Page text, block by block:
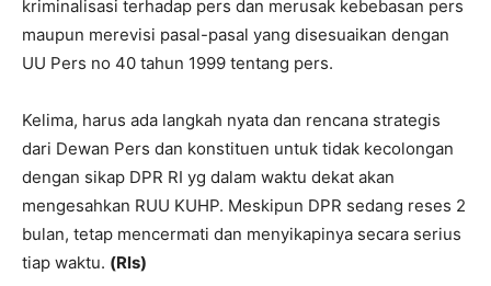
kriminalisasi terhadap pers dan merusak kebebasan pers
maupun merevisi pasal-pasal yang disesuaikan dengan
UU Pers no 40 tahun 1999 tentang pers.
Kelima, harus ada langkah nyata dan rencana strategis
dari Dewan Pers dan konstituen untuk tidak kecolongan
dengan sikap DPR RI yg dalam waktu dekat akan
mengesahkan RUU KUHP. Meskipun DPR sedang reses 2
bulan, tetap mencermati dan menyikapinya secara serius
tiap waktu. (Rls)